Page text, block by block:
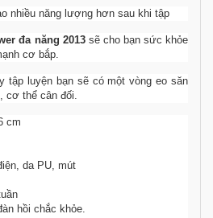
nhiều năng lượng hơn sau khi tập
đa năng 2013sẽ cho bạn sức khỏe
cơ bắp.
tập luyện bạn sẽ có mộtvòng eo săn
cơ thể cân đối.
cm
da PU, mút
hồi chắc khỏe.